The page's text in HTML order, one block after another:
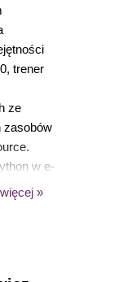
trener
ze
zasobów
w e-
klas
grę
więcej »